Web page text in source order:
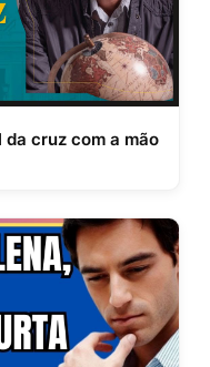
cruz com a mão